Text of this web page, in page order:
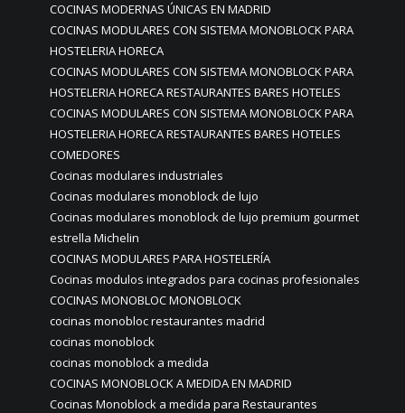
COCINAS MODERNAS ÚNICAS EN MADRID
COCINAS MODULARES CON SISTEMA MONOBLOCK PARA
HOSTELERIA HORECA
COCINAS MODULARES CON SISTEMA MONOBLOCK PARA
HOSTELERIA HORECA RESTAURANTES BARES HOTELES
COCINAS MODULARES CON SISTEMA MONOBLOCK PARA
HOSTELERIA HORECA RESTAURANTES BARES HOTELES
COMEDORES
Cocinas modulares industriales
Cocinas modulares monoblock de lujo
Cocinas modulares monoblock de lujo premium gourmet
estrella Michelin
COCINAS MODULARES PARA HOSTELERÍA
Cocinas modulos integrados para cocinas profesionales
COCINAS MONOBLOC MONOBLOCK
cocinas monobloc restaurantes madrid
cocinas monoblock
cocinas monoblock a medida
COCINAS MONOBLOCK A MEDIDA EN MADRID
Cocinas Monoblock a medida para Restaurantes